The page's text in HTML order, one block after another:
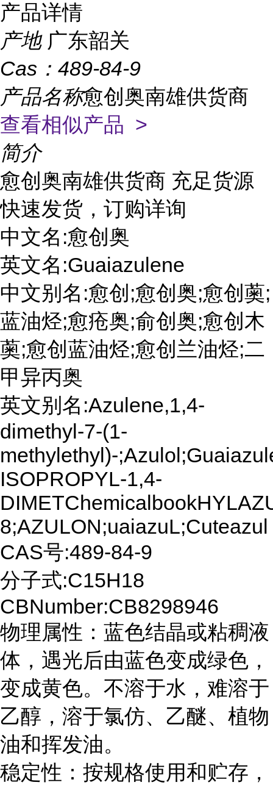
产品详情
产地 广东韶关
Cas： 489-84-9
产品名称愈创奥南雄供货商
查看相似产品 >
简介
愈创奥南雄供货商 充足货源
快速发货，订购详询
中文名:愈创奥
英文名:Guaiazulene
中文别名:愈创;愈创奥;愈创薁;
蓝油烃;愈疮奥;俞创奥;愈创木
薁;愈创蓝油烃;愈创兰油烃;二
甲异丙奥
英文别名:Azulene,1,4-
dimethyl-7-(1-
methylethyl)-
ISOPROPYL-1,4-
8;AZULON;uaiazuL;Cuteazul
CAS号:489-84-9
分子式:C15H18
CBNumber:CB8298946
物理属性：蓝色结晶或粘稠液
体，遇光后由蓝色变成绿色，
变成黄色。不溶于水，难溶于
乙醇，溶于氯仿、乙醚、植物
油和挥发油。
稳定性：按规格使用和贮存，